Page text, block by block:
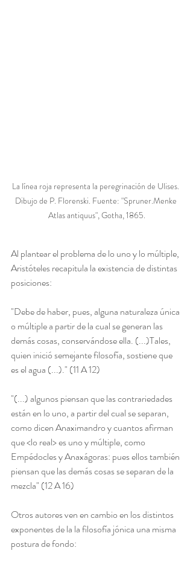
La línea roja representa la peregrinación de Ulises.
Dibujo de P. Florenski. Fuente: "Spruner.Menke
Atlas antiquus", Gotha, 1865.
Al plantear el problema de lo uno y lo múltiple,
Aristóteles recapitula la existencia de distintas
posiciones:
"Debe de haber, pues, alguna naturaleza única
o múltiple a partir de la cual se generan las
demás cosas, conservándose ella. (...)Tales,
quien inició semejante filosofía, sostiene que
es el agua (...)." (11 A 12)
"(...) algunos piensan que las contrariedades
están en lo uno, a partir del cual se separan,
como dicen Anaximandro y cuantos afirman
que <lo real> es uno y múltiple, como
Empédocles y Anaxágoras: pues ellos también
piensan que las demás cosas se separan de la
mezcla" (12 A 16)
Otros autores ven en cambio en los distintos
exponentes de la la filosofía jónica una misma
postura de fondo: